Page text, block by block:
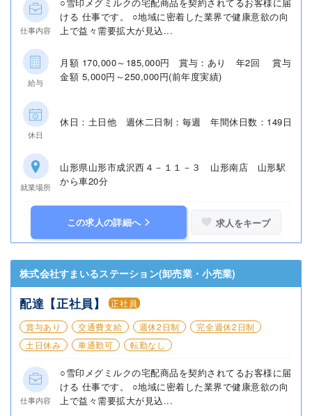
仕事内容
ける 仕事です。 ○地域に密着した業界で健康意欲の向
上で益々需要拡大が見込...
給与
月額 170,000～185,000円 賞与：あり 年2回 賞与
金額 5,000円～250,000円(前年度実績)
休日
休日：土日他 週休二日制：毎週 年間休日数：149日
就業場所
山形県山形市成沢西４－１１－３ 山形南店 山形駅
から車20分
この求人の詳細へ 求人をキープ
株式会社すまいるステーション(卸売業・小売業)
配達【正社員】
正社員
賞与あり
交通費支給 週休2日制
完全週休2日制
土日休み
車通勤可 転勤なし
仕事内容
○雪印メグミルクの宅配商品を契約されてるお客様に届
ける 仕事です。 ○地域に密着した業界で健康意欲の向
上で益々需要拡大が見込...